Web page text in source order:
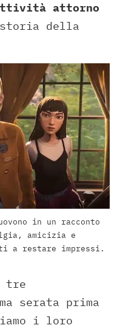
attorno
della
in un racconto
amicizia e
a restare impressi.
i tre
serata prima
i loro